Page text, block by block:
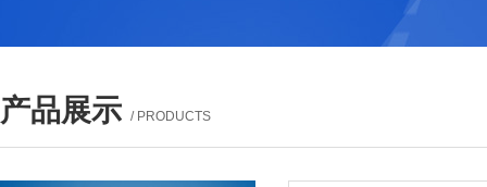
产品展示 / PRODUCTS